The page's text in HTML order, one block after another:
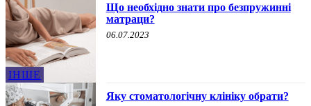
ІНШЕ
Що необхідно знати про безпружинні
матраци?
06.07.2023
Яку стоматологічну клініку обрати?